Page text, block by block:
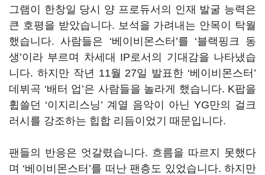
그램이 한창일 당시 양 프로듀서의 인재 발굴 능력은
큰 호평을 받았습니다. 보석을 가려내는 안목이 탁월
했습니다. 사람들은 ‘베이비몬스터 ’를 ‘블랙핑크 동
생’이라 부르며 차세대 IP로서의 기대감을 나타냈습
니다. 하지만 작년 11월 27일 발표한 ‘베이비몬스터 ’
데뷔곡 ‘배터 업 ’은 사람들을 놀라게 했습니다. K팝을
휩쓸던 ‘이지리스닝’ 계열 음악이 아닌 YG만의 걸크
러시를 강조하는 힙합 리듬이었기 때문입니다.
팬들의 반응은 엇갈렸습니다. 흐름을 따르지 못했다
며 ‘베이비몬스터 ’를 떠난 팬층도 있었습니다.하지만